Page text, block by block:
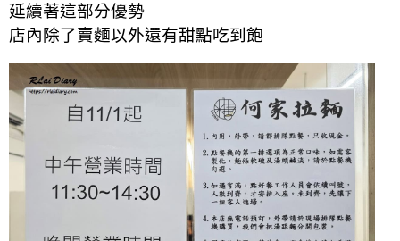
延續著這部分優勢
店內除了賣麵以外還有甜點吃到飽